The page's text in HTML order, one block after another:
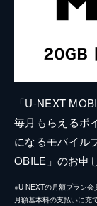
「U-NEXT
毎月もらえるポ
になるモバイル
OBILE」のお申
※U-NEXTの月額プラン
月額基本料の支払いに充